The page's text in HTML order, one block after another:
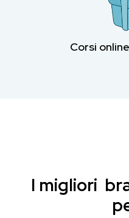
Corsi
I migliori